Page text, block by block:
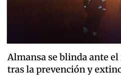
Almansa se blinda ante
tras la prevención y